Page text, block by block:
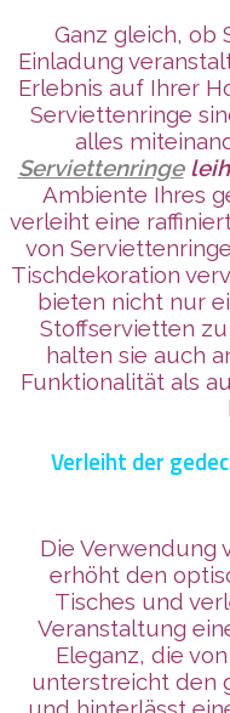
Ganz gleich, ob
Einladung
Erlebnis auf Ihrer
Serviettenringe
alles
Serviettenringe
Ambiente Ihres
verleiht eine
von
Tischdekoration
bieten nicht nur
Stoffservietten
halten sie auch
Funktionalität als
Verleiht der
Die Verwendung
erhöht den
Tisches und
Veranstaltung
Eleganz, die
unterstreicht den